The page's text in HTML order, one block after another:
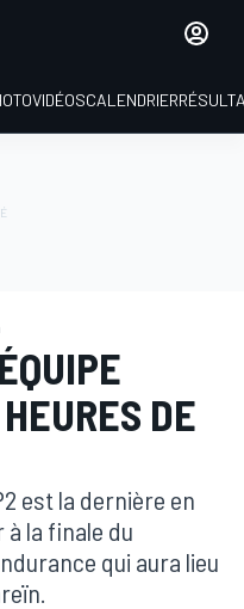
VIDÉOSCALENDRIER
DE
est la dernière en
la finale du
qui aura lieu